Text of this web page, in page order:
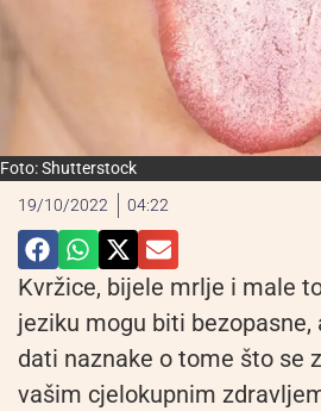
Foto: Shutterstock
19/10/2022
04:22
Kvržice, bijele mrlje i male
jeziku mogu biti bezopasne,
dati naznake o tome što se
vašim cjelokupnim